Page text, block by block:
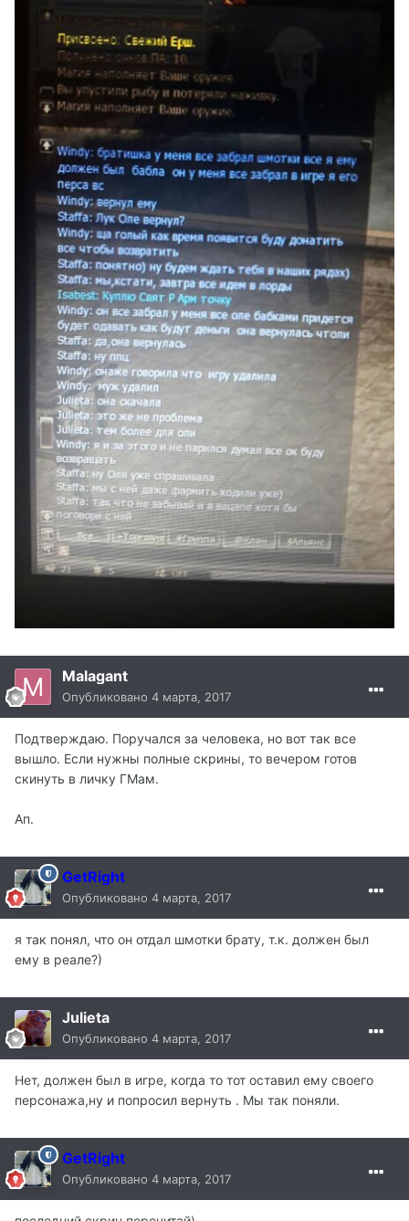
Malagant
Опубликовано 4 марта, 2017
Подтверждаю. Поручался за человека, но вот так все
вышло. Если нужны полные скрины, то вечером готов
скинуть в личку ГМам.
Ап.
GetRight
Опубликовано 4 марта, 2017
я так понял, что он отдал шмотки брату, т.к. должен был
ему в реале?)
Julieta
Опубликовано 4 марта, 2017
Нет, должен был в игре, когда то тот оставил ему своего
персонажа,ну и попросил вернуть . Мы так поняли.
GetRight
Опубликовано 4 марта, 2017